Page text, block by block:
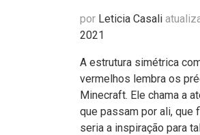
por Leticia Casali
2021
A estrutura simétrica
vermelhos lembra os
Minecraft. Ele chama a
que passam por ali, que
seria a inspiração para